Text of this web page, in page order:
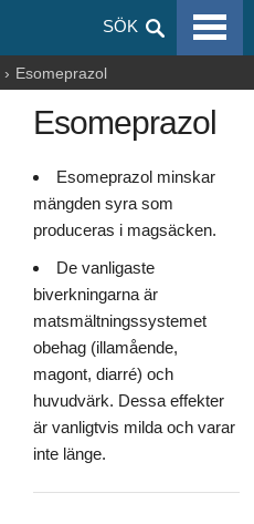
SÖK
Esomeprazol
Esomeprazol
Esomeprazol minskar
mängden syra som
produceras i magsäcken.
De vanligaste
biverkningarna är
matsmältningssystemet
obehag (illamående,
magont, diarré) och
huvudvärk. Dessa effekter
är vanligtvis milda och varar
inte länge.